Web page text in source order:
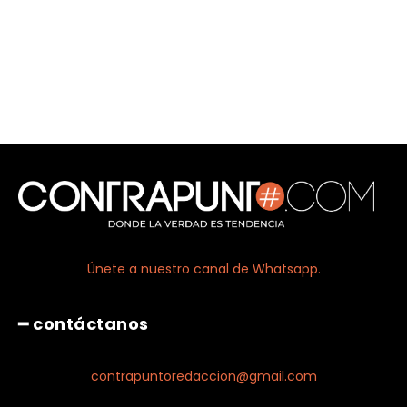
Únete a nuestro canal de Whatsapp.
━ contáctanos
contrapuntoredaccion@gmail.com